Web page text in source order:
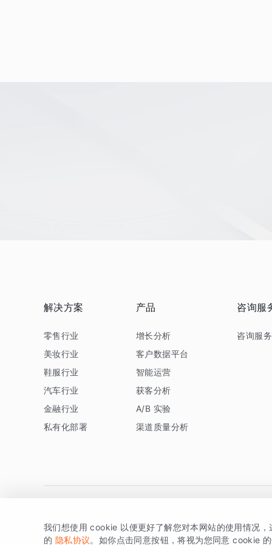
解决方案
零售行业
美妆行业
鞋服行业
汽车行业
金融行业
私有化部署
产品
增长分析
客户数据平台
智能运营
获客分析
A/B 实验
渠道质量分析
咨询服
咨询服务
版权所有 © 北京易数科技有限公司SDK相关说明 京ICP备
我们想使用 cookie 以便更好了解您对本网站的使用情况
的 隐私协议。如你点击同意按钮，将视为您同意 cookie 的